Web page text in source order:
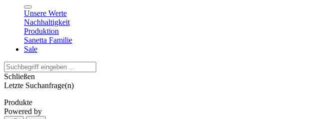
Unsere Werte
Nachhaltigkeit
Produktion
Sanetta Familie
Sale
Schließen
Letzte Suchanfrage(n)
Produkte
Powered by